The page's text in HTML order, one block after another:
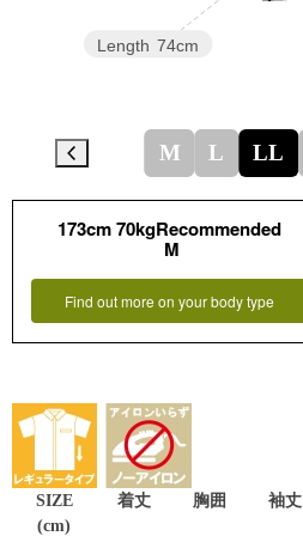
Length 74cm
M L LL
173cm 70kgRecommended
M
Find out more on your body type
SIZE
(cm)
着丈 胸囲 袖丈